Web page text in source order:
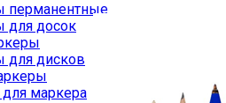
перманентные
для досок
для дисков
маркера